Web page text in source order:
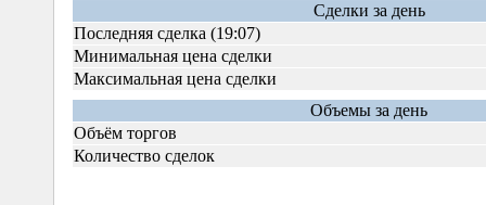
Сделки за день
Последняя сделка (19:07)
Минимальная цена сделки
Максимальная цена сделки
Объемы за день
Объём торгов
Количество сделок